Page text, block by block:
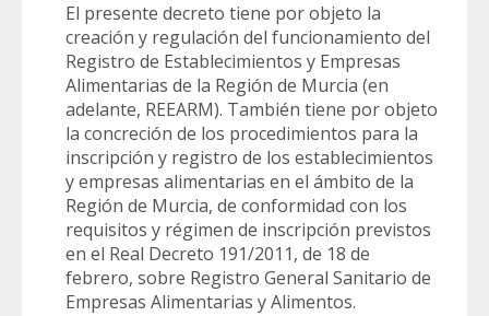
El presente decreto tiene por objeto la
creación y regulación del funcionamiento del
Registro de Establecimientos y Empresas
Alimentarias de la Región de Murcia (en
adelante, REEARM). También tiene por objeto
la concreción de los procedimientos para la
inscripción y registro de los establecimientos
y empresas alimentarias en el ámbito de la
Región de Murcia, de conformidad con los
requisitos y régimen de inscripción previstos
en el Real Decreto 191/2011, de 18 de
febrero, sobre Registro General Sanitario de
Empresas Alimentarias y Alimentos.